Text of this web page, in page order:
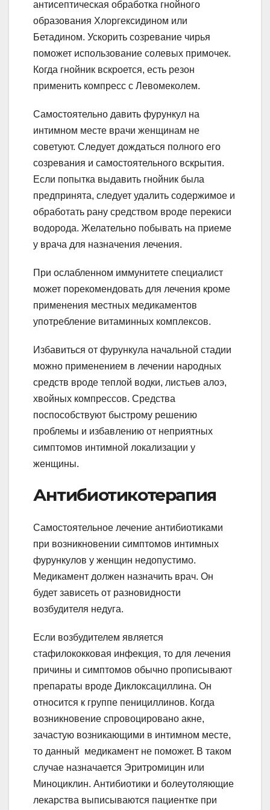
антисептическая обработка гнойного
образования Хлоргексидином или
Бетадином. Ускорить созревание чирья
поможет использование солевых примочек.
Когда гнойник вскроется, есть резон
применить компресс с Левомеколем.
Самостоятельно давить фурункул на
интимном месте врачи женщинам не
советуют. Следует дождаться полного его
созревания и самостоятельного вскрытия.
Если попытка выдавить гнойник была
предпринята, следует удалить содержимое и
обработать рану средством вроде перекиси
водорода. Желательно побывать на приеме
у врача для назначения лечения.
При ослабленном иммунитете специалист
может порекомендовать для лечения кроме
применения местных медикаментов
употребление витаминных комплексов.
Избавиться от фурункула начальной стадии
можно применением в лечении народных
средств вроде теплой водки, листьев алоэ,
хвойных компрессов. Средства
поспособствуют быстрому решению
проблемы и избавлению от неприятных
симптомов интимной локализации у
женщины.
Антибиотикотерапия
Самостоятельное лечение антибиотиками
при возникновении симптомов интимных
фурункулов у женщин недопустимо.
Медикамент должен назначить врач. Он
будет зависеть от разновидности
возбудителя недуга.
Если возбудителем является
стафилококковая инфекция, то для лечения
причины и симптомов обычно прописывают
препараты вроде Диклоксациллина. Он
относится к группе пенициллинов. Когда
возникновение спровоцировано акне,
зачастую возникающими в интимном месте,
то данный медикамент не поможет. В таком
случае назначается Эритромицин или
Миноциклин. Антибиотики и болеутоляющие
лекарства выписываются пациентке при